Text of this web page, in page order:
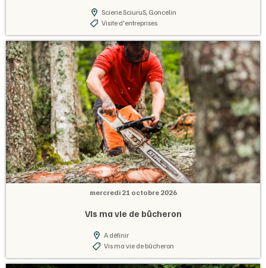
Scierie SciuruS, Goncelin
Visite d'entreprises
mercredi 21 octobre 2026
Vis ma vie de bûcheron
A définir
Vis ma vie de bûcheron